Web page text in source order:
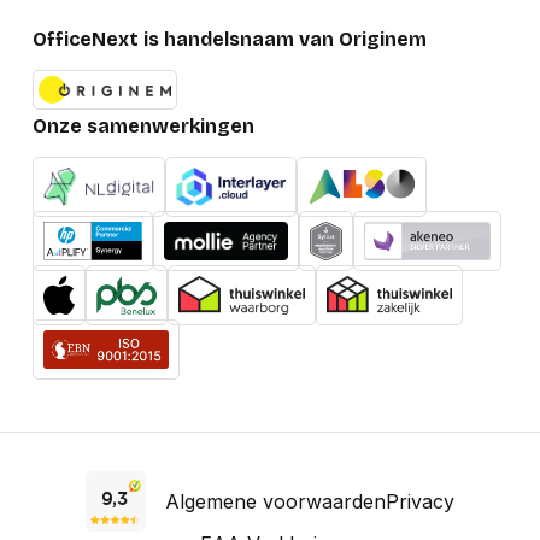
OfficeNext is handelsnaam van Originem
Onze samenwerkingen
Algemene voorwaardenPrivacy